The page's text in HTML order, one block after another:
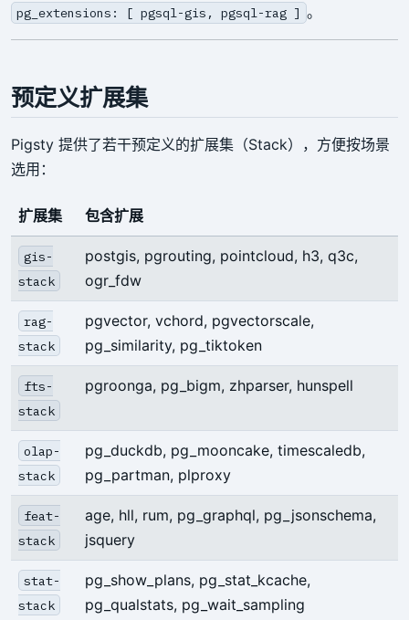
pg_extensions: [ pgsql-gis, pgsql-rag ] 。
预定义扩展集
Pigsty 提供了若干预定义的扩展集（Stack），方便按场景
选用：
扩展集 包含扩展
gis-
stack
postgis, pgrouting, pointcloud, h3, q3c,
ogr_fdw
rag-
stack
pgvector, vchord, pgvectorscale,
pg_similarity, pg_tiktoken
fts-
stack
pgroonga, pg_bigm, zhparser, hunspell
olap-
stack
pg_duckdb, pg_mooncake, timescaledb,
pg_partman, plproxy
feat-
stack
age, hll, rum, pg_graphql, pg_jsonschema,
jsquery
stat-
stack
pg_show_plans, pg_stat_kcache,
pg_qualstats, pg_wait_sampling